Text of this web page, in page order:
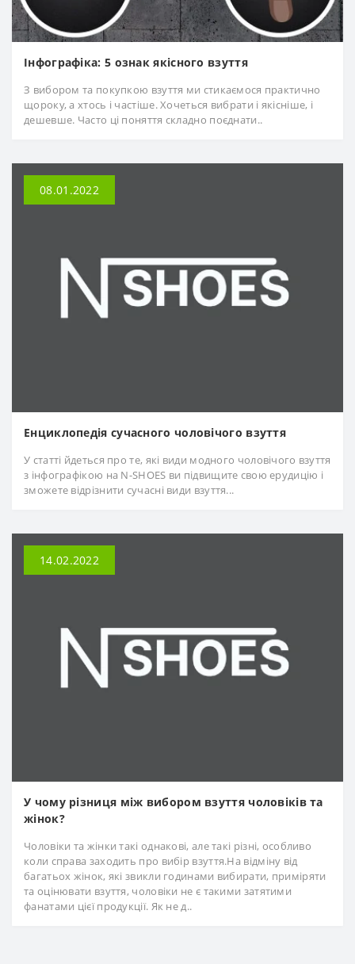
Інфографіка: 5 ознак якісного взуття
З вибором та покупкою взуття ми стикаємося практично
щороку, а хтось і частіше. Хочеться вибрати і якісніше, і
дешевше. Часто ці поняття складно поєднати..
08.01.2022
Енциклопедія сучасного чоловічого взуття
У статті йдеться про те, які види модного чоловічого взуття
з інфографікою на N-SHOES ви підвищите свою ерудицію і
зможете відрізнити сучасні види взуття...
14.02.2022
У чому різниця між вибором взуття чоловіків та
жінок?
Чоловіки та жінки такі однакові, але такі різні, особливо
коли справа заходить про вибір взуття.На відміну від
багатьох жінок, які звикли годинами вибирати, приміряти
та оцінювати взуття, чоловіки не є такими затятими
фанатами цієї продукції. Як не д..